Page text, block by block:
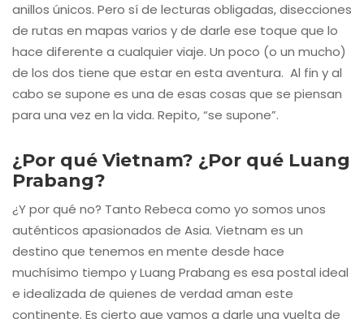
anillos únicos. Pero sí de lecturas obligadas, disecciones
de rutas en mapas varios y de darle ese toque que lo
hace diferente a cualquier viaje. Un poco (o un mucho)
de los dos tiene que estar en esta aventura. Al fin y al
cabo se supone es una de esas cosas que se piensan
para una vez en la vida. Repito, “se supone”.
¿Por qué Vietnam? ¿Por qué Luang
Prabang?
¿Y por qué no? Tanto Rebeca como yo somos unos
auténticos apasionados de Asia. Vietnam es un
destino que tenemos en mente desde hace
muchísimo tiempo y Luang Prabang es esa postal ideal
e idealizada de quienes de verdad aman este
continente. Es cierto que vamos a darle una vuelta de